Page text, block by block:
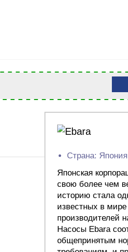
Страна: Япония
Японская
свою более чем
историю стала
известных в мире
производителей
Насосы Ebara
общепринятым